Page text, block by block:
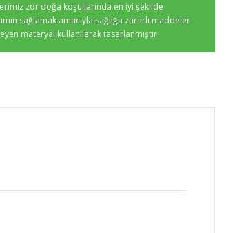
zor doğa koşullarında en iyi şekilde
sağlamak amacıyla sağlığa zararlı maddeler
materyal kullanılarak tasarlanmıştır.